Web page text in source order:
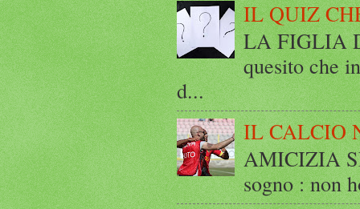
IL QUIZ
LA FIGLIA
quesito che
d...
IL CALCIO
AMICIZIA
sogno : non